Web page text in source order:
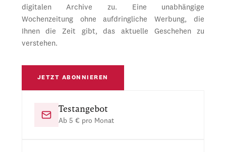
digitalen Archive zu. Eine unabhängige
Wochenzeitung ohne aufdringliche Werbung, die
Ihnen die Zeit gibt, das aktuelle Geschehen zu
verstehen.
JETZT ABONNIEREN
Testangebot
Ab 5 € pro Monat